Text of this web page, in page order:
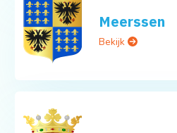
Meerssen
Bekijk